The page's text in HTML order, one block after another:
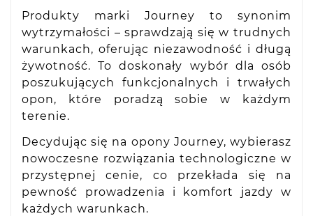
Produkty marki Journey to synonim
wytrzymałości – sprawdzają się w trudnych
warunkach, oferując niezawodność i długą
żywotność. To doskonały wybór dla osób
poszukujących funkcjonalnych i trwałych
opon, które poradzą sobie w każdym
terenie.
Decydując się na opony Journey, wybierasz
nowoczesne rozwiązania technologiczne w
przystępnej cenie, co przekłada się na
pewność prowadzenia i komfort jazdy w
każdych warunkach.